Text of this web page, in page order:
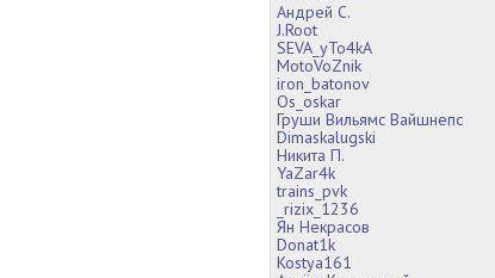
Андрей С.
J.Root
SEVA_yTo4kA
MotoVoZnik
iron_batonov
Os_oskar
Груши Вильямс Вайшнепс
Dimaskalugski
Никита П.
YaZar4k
trains_pvk
_rizix_1236
Ян Некрасов
Donat1k
Kostya161